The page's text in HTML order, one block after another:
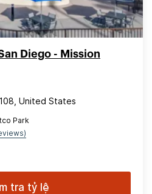
Diego - Mission
United States
Park
tra tỷ lệ